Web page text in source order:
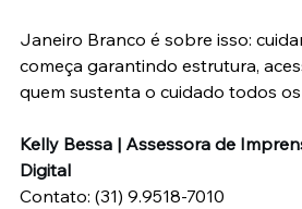
Janeiro Branco é sobre isso:
começa garantindo estrutura,
quem sustenta o cuidado todos os
Kelly Bessa | Assessora de
Digital
Contato: (31) 9.9518-7010